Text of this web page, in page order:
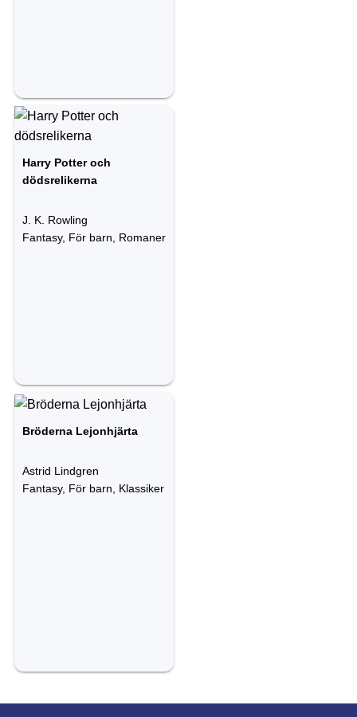
Harry Potter och
dödsrelikerna
J. K. Rowling
Fantasy, För barn, Romaner
Bröderna Lejonhjärta
Astrid Lindgren
Fantasy, För barn, Klassiker